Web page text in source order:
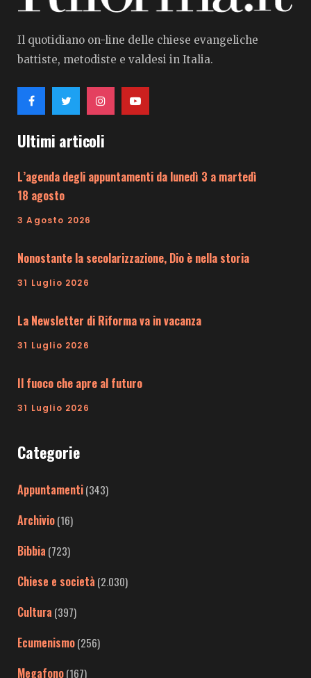
Il quotidiano on-line delle chiese evangeliche
battiste, metodiste e valdesi in Italia.
Ultimi articoli
L’agenda degli appuntamenti da lunedì 3 a martedì
18 agosto
3 Agosto 2026
Nonostante la secolarizzazione, Dio è nella storia
31 Luglio 2026
La Newsletter di Riforma va in vacanza
31 Luglio 2026
Il fuoco che apre al futuro
31 Luglio 2026
Categorie
Appuntamenti(343)
Archivio(16)
Bibbia (723)
Chiese e società (2.030)
Cultura (397)
Ecumenismo(256)
Megafono(167)